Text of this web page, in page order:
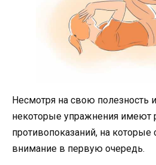
Несмотря на свою полезность
некоторые упражнения имеют
противопоказаний, на которые
внимание в первую очередь.